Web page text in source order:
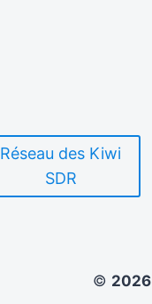
Réseau des Kiwi
SDR
© 2026